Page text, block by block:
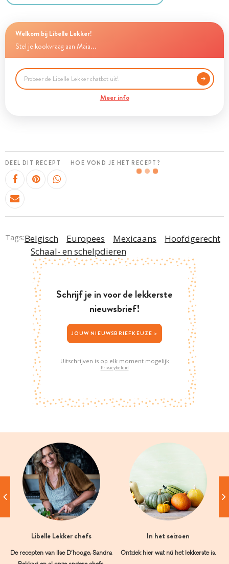
Welkom bij Libelle Lekker!
Stel je kookvraag aan Maia...
Meer info
DEEL DIT RECEPT HOE VOND JE HET RECEPT?
Tags:Belgisch Europees Mexicaans
Hoofdgerecht
Schaal- en schelpdieren
Schrijf je in voor de lekkerste
nieuwsbrief!
JOUW NIEUWSBRIEFKEUZE >
Uitschrijven is op elk moment mogelijk
Privacybeleid
Libelle Lekker chefs
De recepten van Ilse D’hooge, Sandra
In het seizoen
Ontdek hier wat nú het lekkerste is.